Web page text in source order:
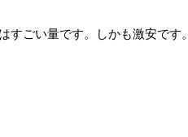
すごい量です。しかも激安です。